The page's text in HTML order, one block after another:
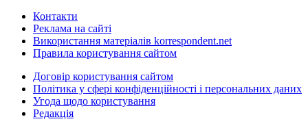
Контакти
Реклама на сайті
Використання матеріалів korrespondent.net
Правила користування сайтом
Договір користування сайтом
Політика у сфері конфіденційності і персональних даних
Угода щодо користування
Редакція